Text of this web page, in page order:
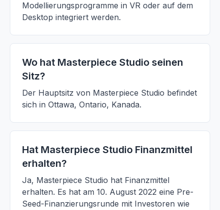
Modellierungsprogramme in VR oder auf dem
Desktop integriert werden.
Wo hat Masterpiece Studio seinen
Sitz?
Der Hauptsitz von Masterpiece Studio befindet
sich in Ottawa, Ontario, Kanada.
Hat Masterpiece Studio Finanzmittel
erhalten?
Ja, Masterpiece Studio hat Finanzmittel
erhalten. Es hat am 10. August 2022 eine Pre-
Seed-Finanzierungsrunde mit Investoren wie